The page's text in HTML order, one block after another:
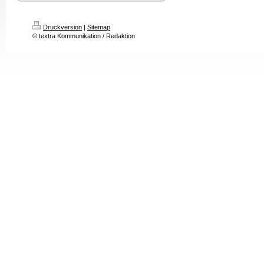
Druckversion | Sitemap
© textra Kommunikation / Redaktion